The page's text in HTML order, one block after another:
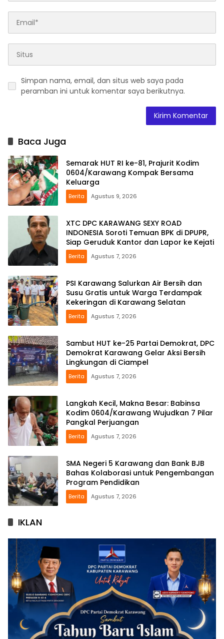
Simpan nama, email, dan situs web saya pada
peramban ini untuk komentar saya berikutnya.
Baca Juga
Semarak HUT RI ke-81, Prajurit Kodim
0604/Karawang Kompak Bersama
Keluarga
Berita Agustus 9, 2026
XTC DPC KARAWANG SEXY ROAD
INDONESIA Soroti Temuan BPK di DPUPR,
Siap Geruduk Kantor dan Lapor ke Kejati
Berita Agustus 7, 2026
PSI Karawang Salurkan Air Bersih dan
Susu Gratis untuk Warga Terdampak
Kekeringan di Karawang Selatan
Berita Agustus 7, 2026
Sambut HUT ke-25 Partai Demokrat, DPC
Demokrat Karawang Gelar Aksi Bersih
Lingkungan di Ciampel
Berita Agustus 7, 2026
Langkah Kecil, Makna Besar: Babinsa
Kodim 0604/Karawang Wujudkan 7 Pilar
Pangkal Perjuangan
Berita Agustus 7, 2026
SMA Negeri 5 Karawang dan Bank BJB
Bahas Kolaborasi untuk Pengembangan
Program Pendidikan
Berita Agustus 7, 2026
IKLAN